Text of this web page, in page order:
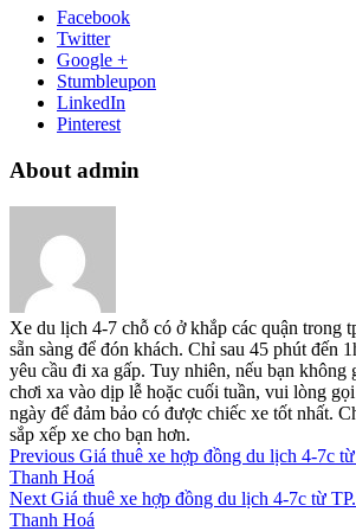
Facebook
Twitter
Google +
Stumbleupon
LinkedIn
Pinterest
About admin
Xe du lịch 4-7 chỗ có ở khắp các quận trong
sẵn sàng để đón khách. Chỉ sau 45 phút đến
yêu cầu đi xa gấp. Tuy nhiên, nếu bạn không
chơi xa vào dịp lễ hoặc cuối tuần, vui lòng
ngày để đảm bảo có được chiếc xe tốt nhất.
sắp xếp xe cho bạn hơn.
Previous Giá thuê xe hợp đồng du lịch 4-7c
Thanh Hoá
Next Giá thuê xe hợp đồng du lịch 4-7c từ
Thanh Hoá